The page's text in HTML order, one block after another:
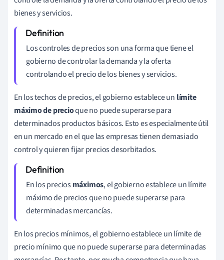
bienes y servicios.
Los controles de precios son una forma que tiene el
gobierno de controlar la demanda y la oferta
controlando el precio de los bienes y servicios.
En los techos de precios, el gobierno establece un límite
máximo de precioque no puede superarse para
determinados productos básicos. Esto es especialmente útil
en un mercado en el que las empresas tienen demasiado
control y quieren fijar precios desorbitados.
En los preciosmáximos, el gobierno establece un límite
máximo de precios que no puede superarse para
determinadas mercancías.
En los precios mínimos, el gobierno establece un límite de
precio mínimo que no puede superarse para determinadas